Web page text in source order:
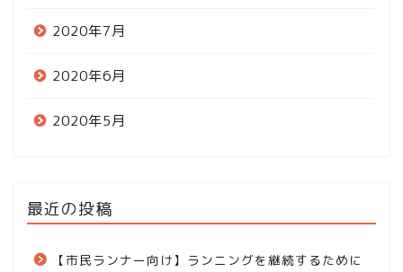
2020年7月
2020年6月
2020年5月
最近の投稿
【市民ランナー向け】ランニングを継続するために